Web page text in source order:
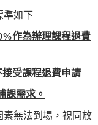
準如下
作為辦理課程退費
受課程退費申請
課需求 。
素無法到場，視同放